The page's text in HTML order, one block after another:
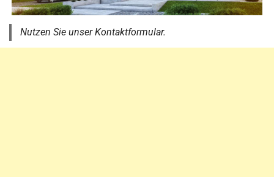
Nutzen Sie unser Kontaktformular.